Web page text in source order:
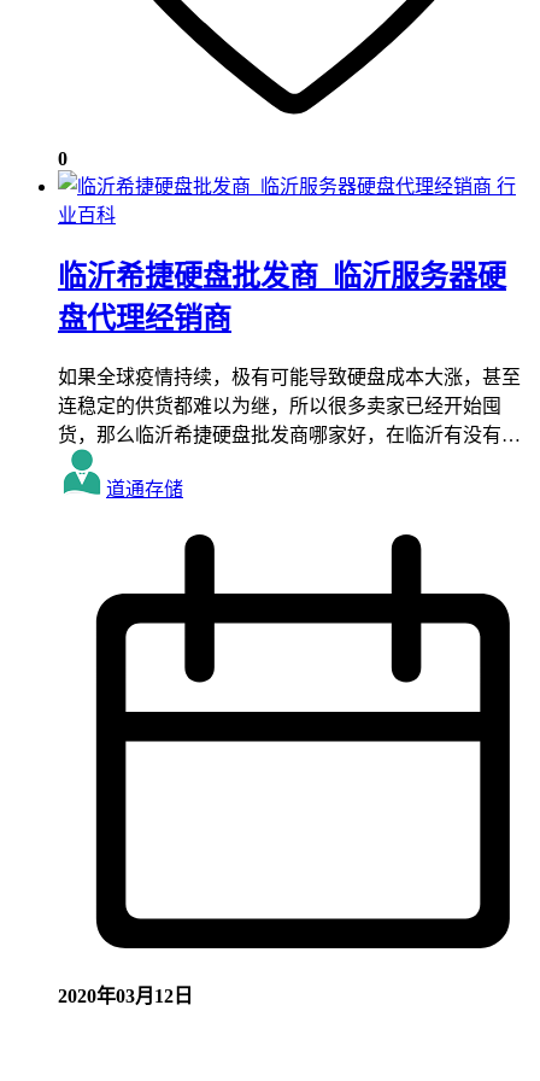
0
行
业百科
临沂希捷硬盘批发商_临沂服务器硬
盘代理经销商
如果全球疫情持续，极有可能导致硬盘成本大涨，甚至
连稳定的供货都难以为继，所以很多卖家已经开始囤
货，那么临沂希捷硬盘批发商哪家好，在临沂有没有…
道通存储
2020年03月12日